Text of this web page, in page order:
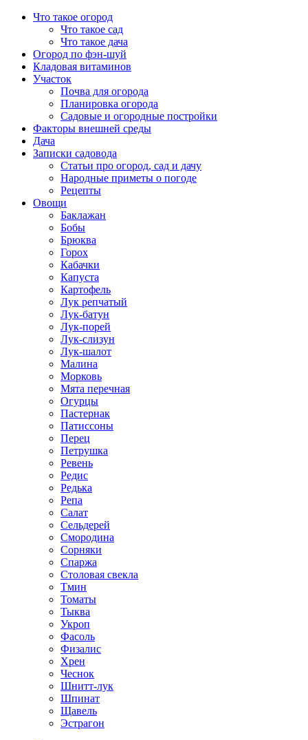
Перейти
содержимому
Что такое огород
Что такое сад
Что такое дача
Огород по фэн-шуй
Кладовая витаминов
Участок
Почва для огорода
Планировка огорода
Садовые и огородные постройки
Факторы внешней среды
Дача
Записки садовода
Статьи про огород, сад и дачу
Народные приметы о погоде
Рецепты
Овощи
Баклажан
Бобы
Брюква
Горох
Кабачки
Капуста
Картофель
Лук репчатый
Лук-батун
Лук-порей
Лук-слизун
Лук-шалот
Малина
Морковь
Мята перечная
Огурцы
Пастернак
Патиссоны
Перец
Петрушка
Ревень
Редис
Редька
Репа
Салат
Сельдерей
Смородина
Сорняки
Спаржа
Столовая свекла
Тмин
Томаты
Тыква
Укроп
Фасоль
Физалис
Хрен
Чеснок
Шнитт-лук
Шпинат
Щавель
Эстрагон